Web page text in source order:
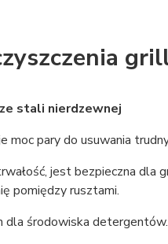
stali nierdzewnej
pary do usuwania
jest bezpieczna
pomiędzy rusztami.
dla środowiska detergentów.